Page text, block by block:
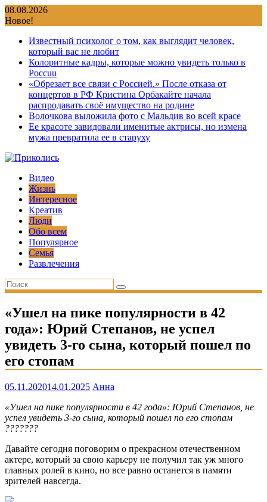
Перейти
к
08.08.2026
Новое!
Известный психолог о том, как выглядит человек,
который вас не любит
Колоритные кадры, которые можно увидеть только в
Россuu
«Обрезает все связи с Россией.» После отказа от
концертов в РФ Кристина Орбакайте начала
распродавать своё имущество на родине
Волочкова выложила фото с Мальдив во всей красе
Ее красоте завидовали именитые актрисы, но измена
мужа превратила ее в старуху
Видео
Жизнь
Интересное
Креатив
Люди
Обо всем
Популярное
Семья
Развлечения
«Ушел на пике популярности в 42
года»: Юрий Степанов, не успел
увидеть 3-го сына, который пошел по
его стопам
05.11.202014.01.2025 Анна
«Ушел на пике популярности в 42 года»: Юрий Степанов, не
успел увидеть 3-го сына, который пошел по его стопам
???????
Давайте сегодня поговорим о прекрасном отечественном
актере, который за свою карьеру не получил так уж много
главных ролей в кино, но все равно останется в памяти
зрителей навсегда.